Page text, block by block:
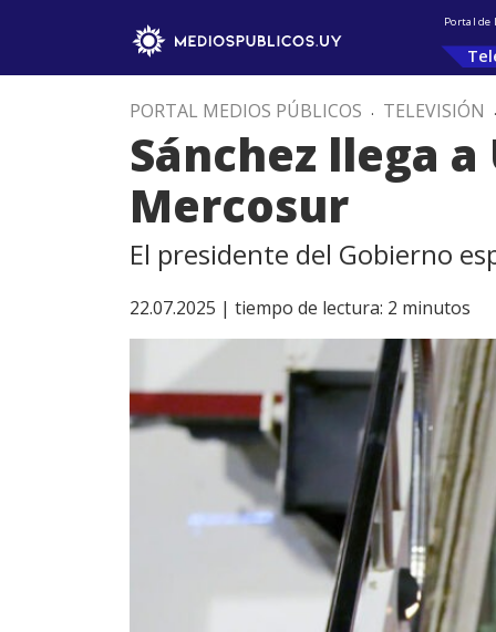
Portal de
PORTAL MEDIOS PÚBLICOS . TELEVISIÓN
Sánchez llega
Mercosur
El presidente del Gobierno
22.07.2025 | tiempo de lectura: 2 minutos